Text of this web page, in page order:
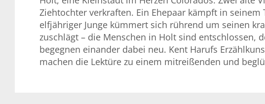
Ziehtochter verkraften. Ein Ehepaar kämpft in
elfjähriger Junge kümmert sich rührend um seinen
zuschlägt – die Menschen in Holt sind entschlossen,
begegnen einander dabei neu. Kent Harufs
machen die Lektüre zu einem mitreißenden und